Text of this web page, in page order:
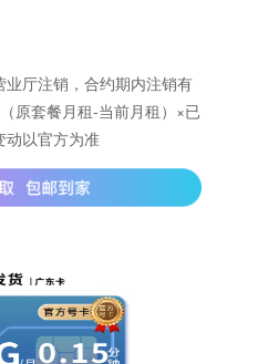
业厅注销，合约期内注销有
原套餐月租-当前月租）×已
动以官方为准